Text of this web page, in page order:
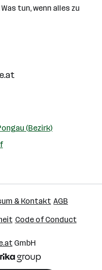
tun, wenn alles zu
(Bezirk)
& Kontakt AGB
Code of Conduct
GmbH